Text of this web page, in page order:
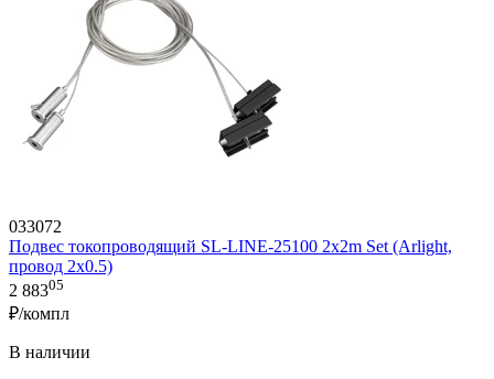
033072
Подвес токопроводящий SL-LINE-25100 2x2m Set (Arlight,
провод 2x0.5)
2 88305
₽/компл
В наличии